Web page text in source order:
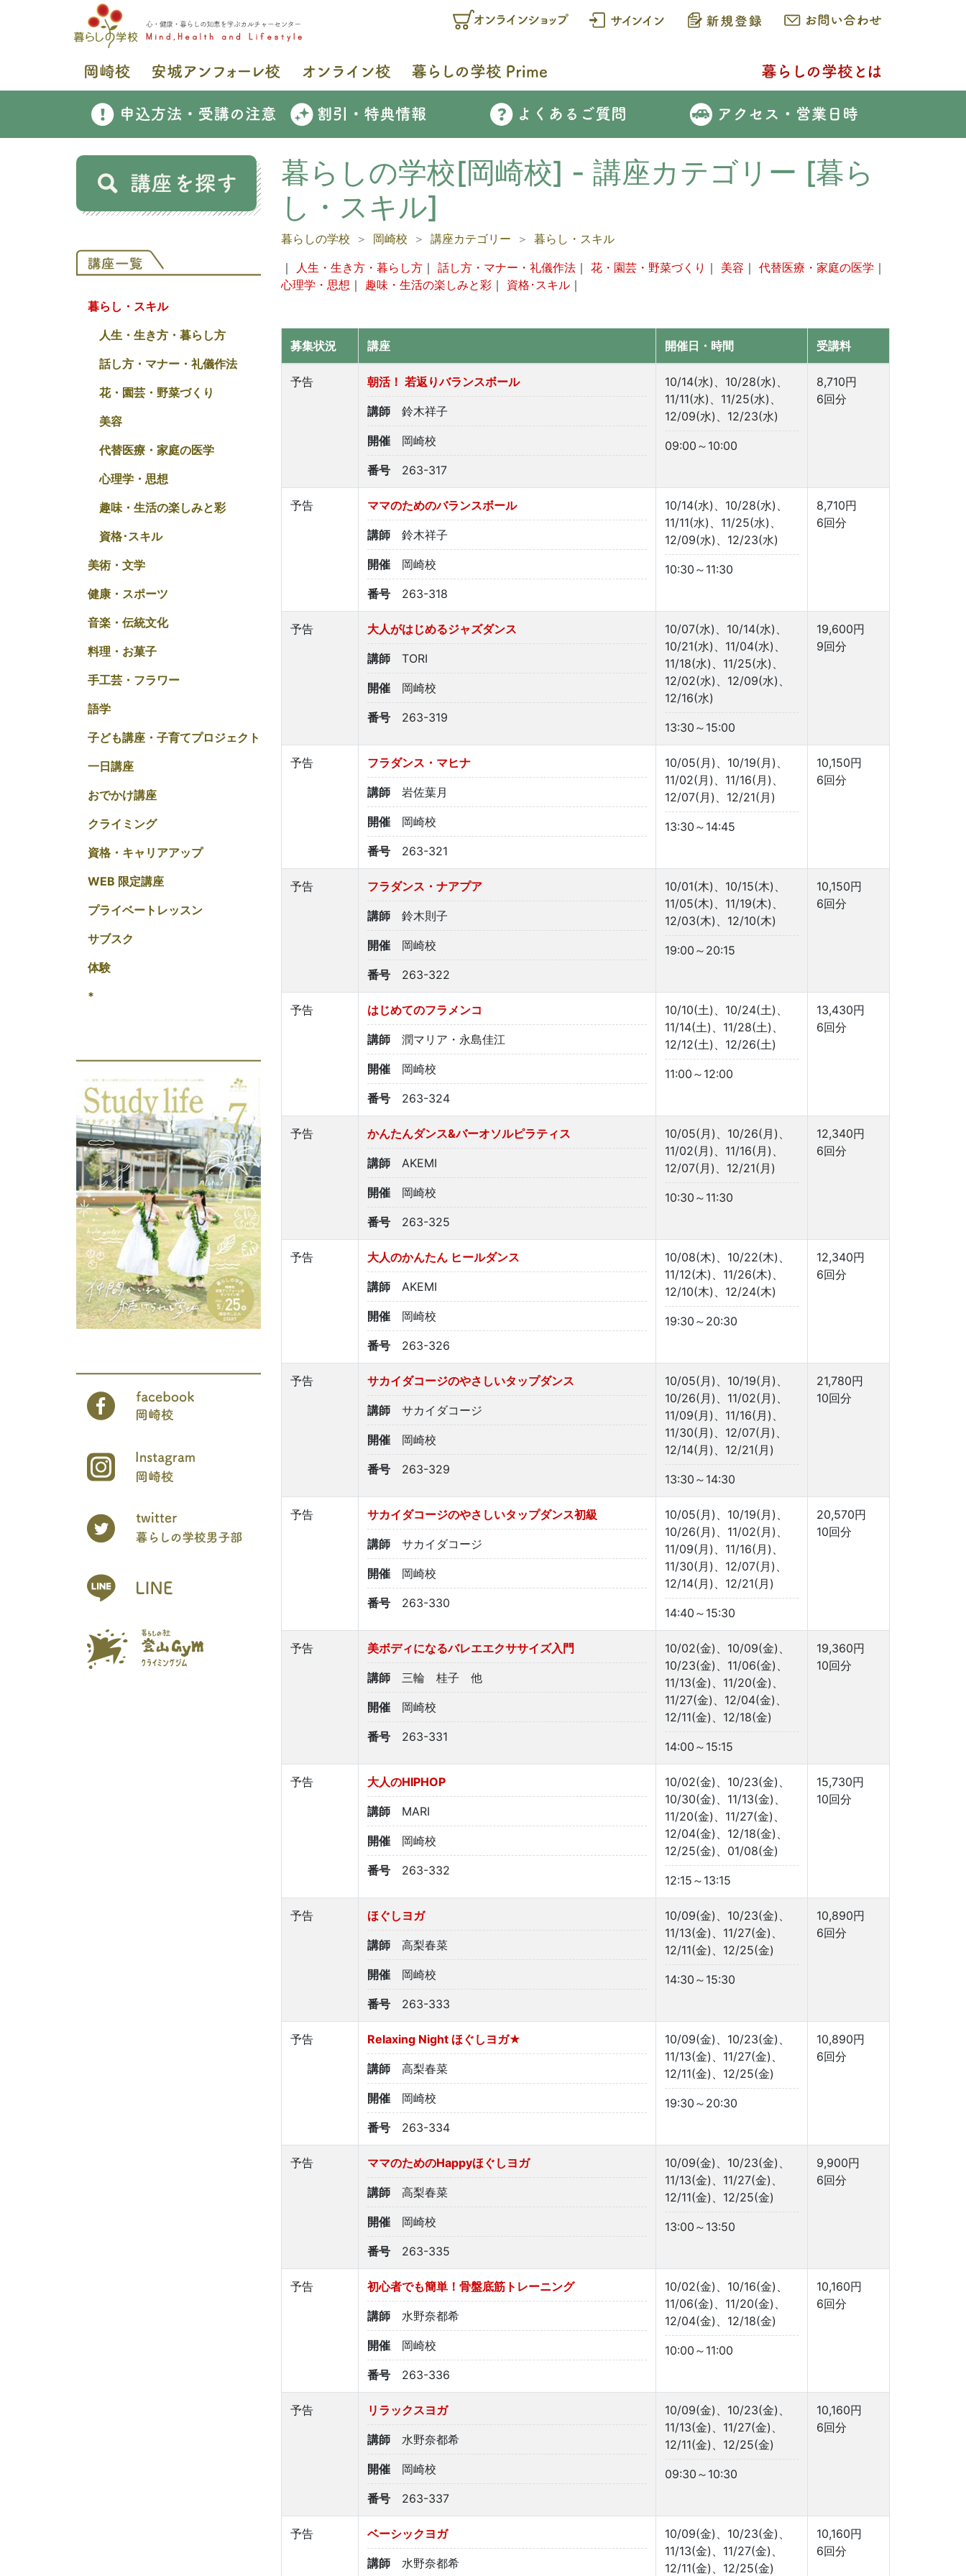
暮らし・スキル
人生・生き方・暮らし方
話し方・マナー・礼儀作法
花・園芸・野菜づくり
美容
代替医療・家庭の医学
心理学・思想
趣味・生活の楽しみと彩
資格･スキル
美術・文学
健康・スポーツ
音楽・伝統文化
料理・お菓子
手工芸・フラワー
語学
子ども講座・子育てプロジェクト
一日講座
おでかけ講座
クライミング
資格・キャリアアップ
WEB 限定講座
プライベートレッスン
サブスク
体験
*
暮らしの学校[岡崎校] - 講座カテゴリー [暮ら
し・スキル]
暮らしの学校 岡崎校 講座カテゴリー
暮らし・スキル
｜
人生・生き方・暮らし方 ｜ 話し方・マナー・礼儀作法 ｜ 花・園芸・野菜づくり ｜ 美容 ｜ 代替医療・家庭の医学 ｜
心理学・思想 ｜ 趣味・生活の楽しみと彩 ｜ 資格･スキル ｜
募集状況 講座 開催日・時間 受講料
予告 朝活！ 若返りバランスボール
講師 鈴木祥子
開催 岡崎校
番号 263-317
10/14(水)、10/28(水)、
11/11(水)、11/25(水)、
12/09(水)、12/23(水)
09:00～10:00
8,710円
6回分
予告 ママのためのバランスボール
講師 鈴木祥子
開催 岡崎校
番号 263-318
10/14(水)、10/28(水)、
11/11(水)、11/25(水)、
12/09(水)、12/23(水)
10:30～11:30
8,710円
6回分
予告 大人がはじめるジャズダンス
講師 TORI
開催 岡崎校
番号 263-319
10/07(水)、10/14(水)、
10/21(水)、11/04(水)、
11/18(水)、11/25(水)、
12/02(水)、12/09(水)、
12/16(水)
13:30～15:00
19,600円
9回分
予告 フラダンス・マヒナ
講師 岩佐葉月
開催 岡崎校
番号 263-321
10/05(月)、10/19(月)、
11/02(月)、11/16(月)、
12/07(月)、12/21(月)
13:30～14:45
10,150円
6回分
予告 フラダンス・ナアプア
講師 鈴木則子
開催 岡崎校
番号 263-322
10/01(木)、10/15(木)、
11/05(木)、11/19(木)、
12/03(木)、12/10(木)
19:00～20:15
10,150円
6回分
予告 はじめてのフラメンコ
講師 潤マリア・永島佳江
開催 岡崎校
番号 263-324
10/10(土)、10/24(土)、
11/14(土)、11/28(土)、
12/12(土)、12/26(土)
11:00～12:00
13,430円
6回分
予告 かんたんダンス&バーオソルピラティス
講師 AKEMI
開催 岡崎校
番号 263-325
10/05(月)、10/26(月)、
11/02(月)、11/16(月)、
12/07(月)、12/21(月)
10:30～11:30
12,340円
6回分
予告 大人のかんたん ヒールダンス
講師 AKEMI
開催 岡崎校
番号 263-326
10/08(木)、10/22(木)、
11/12(木)、11/26(木)、
12/10(木)、12/24(木)
19:30～20:30
12,340円
6回分
予告 サカイダコージのやさしいタップダンス
講師 サカイダコージ
開催 岡崎校
番号 263-329
10/05(月)、10/19(月)、
10/26(月)、11/02(月)、
11/09(月)、11/16(月)、
11/30(月)、12/07(月)、
12/14(月)、12/21(月)
13:30～14:30
21,780円
10回分
予告 サカイダコージのやさしいタップダンス初級
講師 サカイダコージ
開催 岡崎校
番号 263-330
10/05(月)、10/19(月)、
10/26(月)、11/02(月)、
11/09(月)、11/16(月)、
11/30(月)、12/07(月)、
12/14(月)、12/21(月)
14:40～15:30
20,570円
10回分
予告 美ボディになるバレエエクササイズ入門
講師 三輪 桂子 他
開催 岡崎校
番号 263-331
10/02(金)、10/09(金)、
10/23(金)、11/06(金)、
11/13(金)、11/20(金)、
11/27(金)、12/04(金)、
12/11(金)、12/18(金)
14:00～15:15
19,360円
10回分
予告 大人のHIPHOP
講師 MARI
開催 岡崎校
番号 263-332
10/02(金)、10/23(金)、
10/30(金)、11/13(金)、
11/20(金)、11/27(金)、
12/04(金)、12/18(金)、
12/25(金)、01/08(金)
12:15～13:15
15,730円
10回分
予告 ほぐしヨガ
講師 高梨春菜
開催 岡崎校
番号 263-333
10/09(金)、10/23(金)、
11/13(金)、11/27(金)、
12/11(金)、12/25(金)
14:30～15:30
10,890円
6回分
予告 Relaxing Night ほぐしヨガ★
講師 高梨春菜
開催 岡崎校
番号 263-334
10/09(金)、10/23(金)、
11/13(金)、11/27(金)、
12/11(金)、12/25(金)
19:30～20:30
10,890円
6回分
予告 ママのためのHappyほぐしヨガ
講師 高梨春菜
開催 岡崎校
番号 263-335
10/09(金)、10/23(金)、
11/13(金)、11/27(金)、
12/11(金)、12/25(金)
13:00～13:50
9,900円
6回分
予告 初心者でも簡単！骨盤底筋トレーニング
講師 水野奈都希
開催 岡崎校
番号 263-336
10/02(金)、10/16(金)、
11/06(金)、11/20(金)、
12/04(金)、12/18(金)
10:00～11:00
10,160円
6回分
予告 リラックスヨガ
講師 水野奈都希
開催 岡崎校
番号 263-337
10/09(金)、10/23(金)、
11/13(金)、11/27(金)、
12/11(金)、12/25(金)
09:30～10:30
10,160円
6回分
予告 ベーシックヨガ
講師 水野奈都希
10/09(金)、10/23(金)、
11/13(金)、11/27(金)、
12/11(金)、12/25(金)
10,160円
6回分